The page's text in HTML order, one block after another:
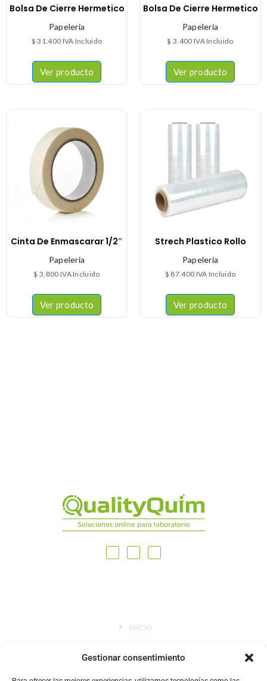
Gestionar consentimiento
Bolsa De Cierre Hermetico
Papeleria
$ 31.400 IVA Incluido
Ver producto
Bolsa De Cierre Hermetico
Papeleria
$ 3.400 IVA Incluido
Ver producto
Cinta De Enmascarar 1/2″
Papeleria
$ 3.800 IVA Incluido
Ver producto
Strech Plastico Rollo
Papeleria
$ 87.400 IVA Incluido
Ver producto
Inicio